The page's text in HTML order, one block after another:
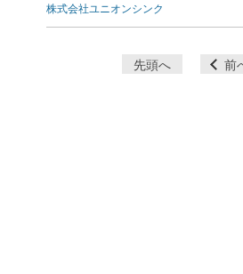
株式会社ユニオンシンク
先頭へ 前